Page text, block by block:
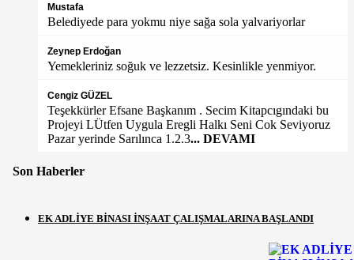
Mustafa
Belediyede para yokmu niye sağa sola yalvariyorlar
Zeynep Erdoğan
Yemekleriniz soğuk ve lezzetsiz. Kesinlikle yenmiyor.
Cengiz GÜZEL
Teşekkürler Efsane Başkanım . Secim Kitapcıgındaki bu
Projeyi LÜtfen Uygula Eregli Halkı Seni Cok Seviyoruz
Pazar yerinde Sarılınca 1.2.3... DEVAMI
Son Haberler
EK ADLİYE BİNASI İNŞAAT ÇALIŞMALARINA BAŞLANDI